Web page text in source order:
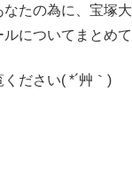
なたの為に、宝塚
についてまとめて
ださい( *´艸｀)